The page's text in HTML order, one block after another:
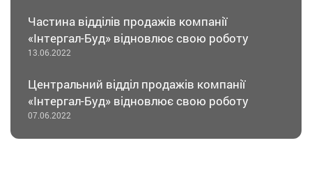
Частина відділів продажів компанії
«Інтергал-Буд» відновлює свою роботу
13.06.2022
Центральний відділ продажів компанії
«Інтергал-Буд» відновлює свою роботу
07.06.2022